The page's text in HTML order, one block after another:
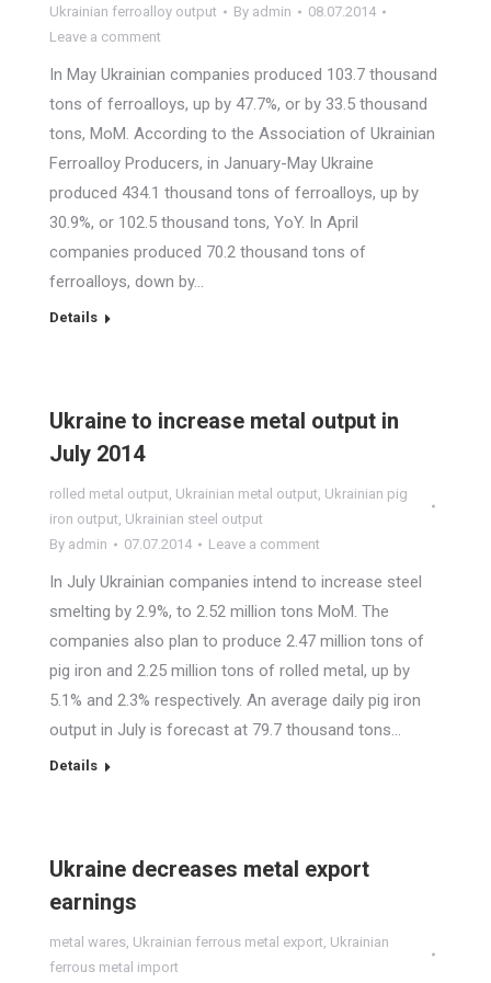
Ukrainian ferroalloy output By admin
08.07.2014
Leave a comment
In May Ukrainian companies produced 103.7 thousand
tons of ferroalloys, up by 47.7%, or by 33.5 thousand
tons, MoM. According to the Association of Ukrainian
Ferroalloy Producers, in January-May Ukraine
produced 434.1 thousand tons of ferroalloys, up by
30.9%, or 102.5 thousand tons, YoY. In April
companies produced 70.2 thousand tons of
ferroalloys, down by…
Details
Ukraine to increase metal output in
July 2014
rolled metal output, Ukrainian metal output, Ukrainian pig
iron output, Ukrainian steel output
By admin 07.07.2014 Leave a comment
In July Ukrainian companies intend to increase steel
smelting by 2.9%, to 2.52 million tons MoM. The
companies also plan to produce 2.47 million tons of
pig iron and 2.25 million tons of rolled metal, up by
5.1% and 2.3% respectively. An average daily pig iron
output in July is forecast at 79.7 thousand tons…
Details
Ukraine decreases metal export
earnings
metal wares, Ukrainian ferrous metal export, Ukrainian
ferrous metal import